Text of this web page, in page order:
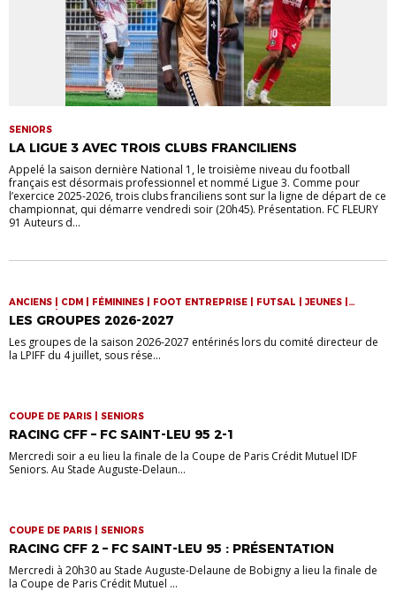
SENIORS
LA LIGUE 3 AVEC TROIS CLUBS FRANCILIENS
Appelé la saison dernière National 1, le troisième niveau du football
français est désormais professionnel et nommé Ligue 3. Comme pour
l’exercice 2025-2026, trois clubs franciliens sont sur la ligne de départ de ce
championnat, qui démarre vendredi soir (20h45). Présentation. FC FLEURY
91 Auteurs d...
ANCIENS | CDM | FÉMININES | FOOT ENTREPRISE | FUTSAL | JEUNES |
SENIORS | VIE DE LA LIGUE
LES GROUPES 2026-2027
Les groupes de la saison 2026-2027 entérinés lors du comité directeur de
la LPIFF du 4 juillet, sous rése...
COUPE DE PARIS | SENIORS
RACING CFF – FC SAINT-LEU 95 2-1
Mercredi soir a eu lieu la finale de la Coupe de Paris Crédit Mutuel IDF
Seniors. Au Stade Auguste-Delaun...
COUPE DE PARIS | SENIORS
RACING CFF 2 – FC SAINT-LEU 95 : PRÉSENTATION
Mercredi à 20h30 au Stade Auguste-Delaune de Bobigny a lieu la finale de
la Coupe de Paris Crédit Mutuel ...